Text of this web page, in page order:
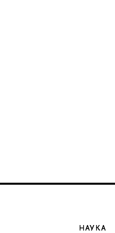
НАУКА